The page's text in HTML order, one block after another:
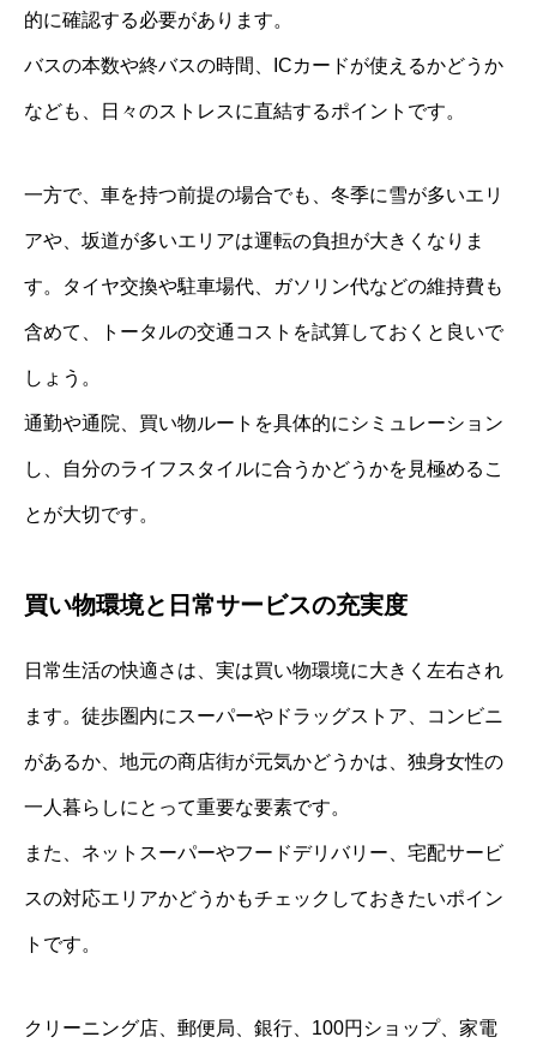
的に確認する必要があります。
バスの本数や終バスの時間、ICカードが使えるかどうか
なども、日々のストレスに直結するポイントです。
一方で、車を持つ前提の場合でも、冬季に雪が多いエリ
アや、坂道が多いエリアは運転の負担が大きくなりま
す。タイヤ交換や駐車場代、ガソリン代などの維持費も
含めて、トータルの交通コストを試算しておくと良いで
しょう。
通勤や通院、買い物ルートを具体的にシミュレーション
し、自分のライフスタイルに合うかどうかを見極めるこ
とが大切です。
買い物環境と日常サービスの充実度
日常生活の快適さは、実は買い物環境に大きく左右され
ます。徒歩圏内にスーパーやドラッグストア、コンビニ
があるか、地元の商店街が元気かどうかは、独身女性の
一人暮らしにとって重要な要素です。
また、ネットスーパーやフードデリバリー、宅配サービ
スの対応エリアかどうかもチェックしておきたいポイン
トです。
クリーニング店、郵便局、銀行、100円ショップ、家電